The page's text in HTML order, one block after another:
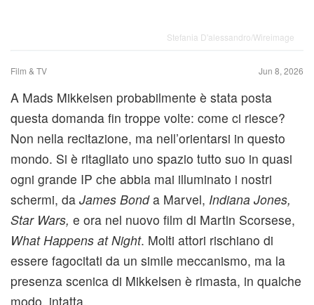
Stefania D'alessandro/Wireimage
Film & TV Jun 8, 2026
A Mads Mikkelsen probabilmente è stata posta
questa domanda fin troppe volte: come ci riesce?
Non nella recitazione, ma nell’orientarsi in questo
mondo. Si è ritagliato uno spazio tutto suo in quasi
ogni grande IP che abbia mai illuminato i nostri
schermi, da James Bonda Marvel, Indiana Jones,
Star Wars, e ora nel nuovo film di Martin Scorsese,
What Happens at Night. Molti attori rischiano di
essere fagocitati da un simile meccanismo, ma la
presenza scenica di Mikkelsen è rimasta, in qualche
modo, intatta.